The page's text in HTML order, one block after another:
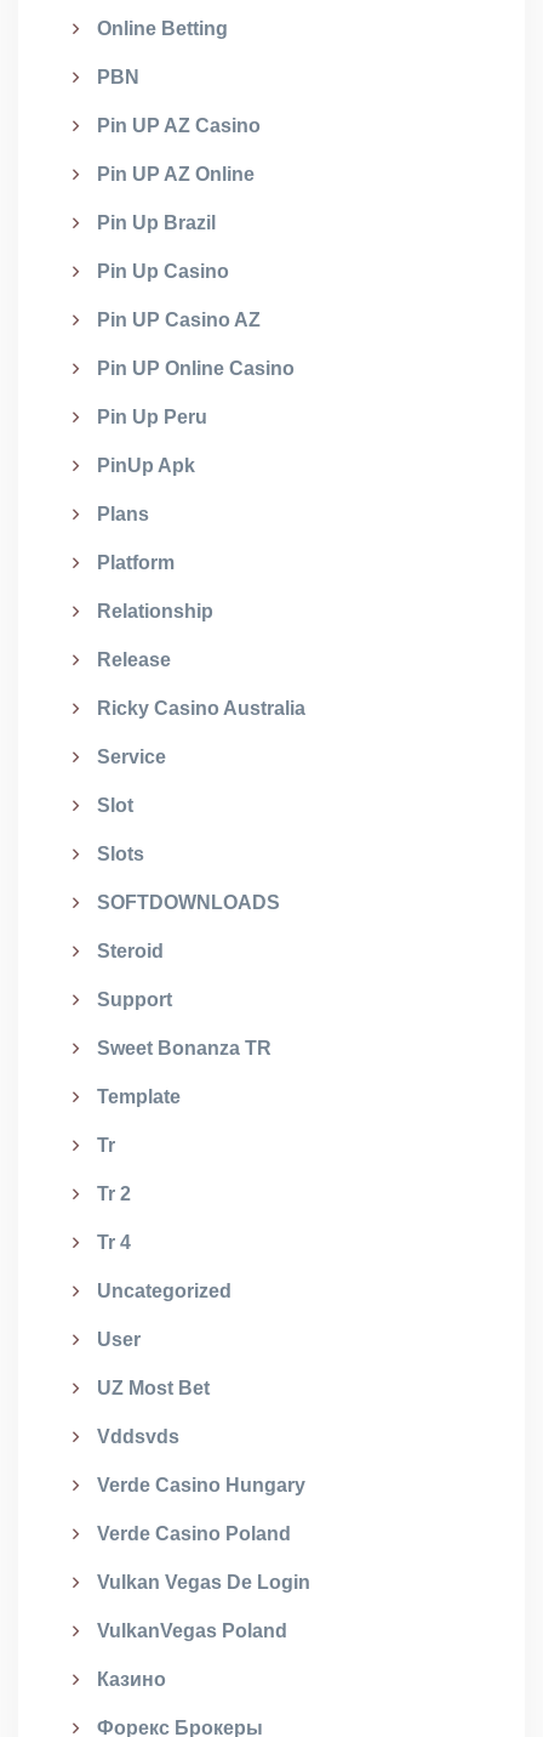
Online Betting
PBN
Pin UP AZ Casino
Pin UP AZ Online
Pin Up Brazil
Pin Up Casino
Pin UP Casino AZ
Pin UP Online Casino
Pin Up Peru
PinUp Apk
Plans
Platform
Relationship
Release
Ricky Casino Australia
Service
Slot
Slots
SOFTDOWNLOADS
Steroid
Support
Sweet Bonanza TR
Template
Tr
Tr 2
Tr 4
Uncategorized
User
UZ Most Bet
Vddsvds
Verde Casino Hungary
Verde Casino Poland
Vulkan Vegas De Login
VulkanVegas Poland
Казино
Форекс Брокеры